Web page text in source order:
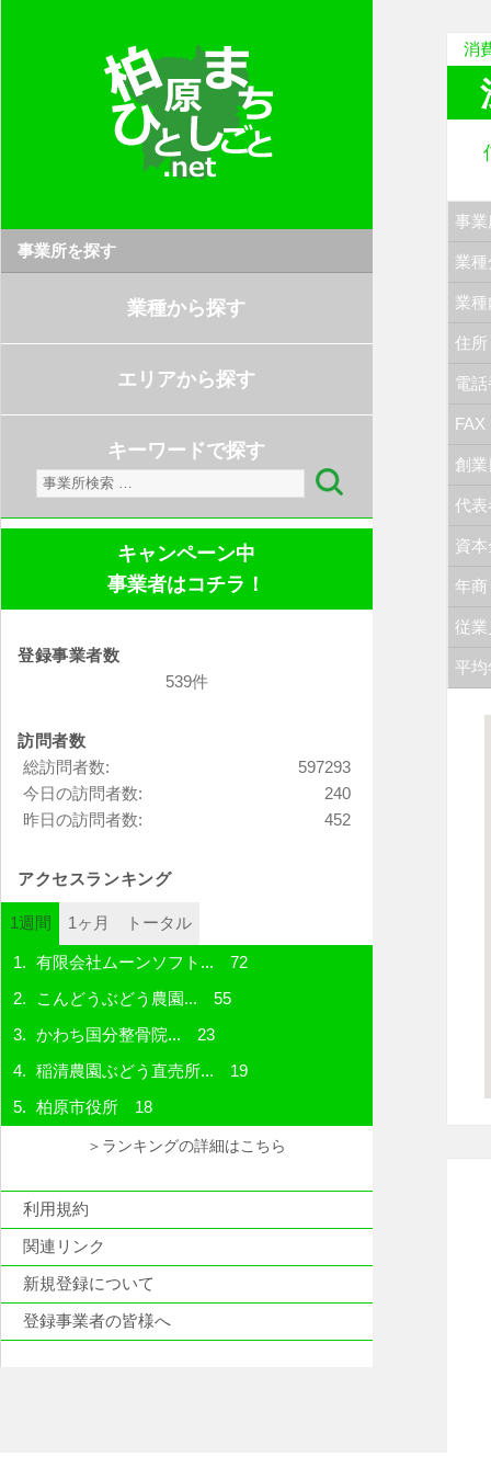
事業所を探す
業種から探す
エリアから探す
キーワードで探す
検
索:
キャンペーン中
事業者はコチラ！
登録事業者数
539件
訪問者数
597293
総訪問者数:
240
今日の訪問者数:
452
昨日の訪問者数:
アクセスランキング
1週間 1ヶ月 トータル
有限会社ムーンソフト... 72
こんどうぶどう農園... 55
かわち国分整骨院... 23
稲清農園ぶどう直売所... 19
柏原市役所18
＞ランキングの詳細はこちら
利用規約
関連リンク
新規登録について
登録事業者の皆様へ
消
事業
業
業
住所
電
FAX
創業
代
資本
年商
従業
平均